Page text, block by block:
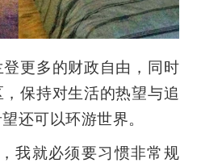
更多的财政自由，同时
保持对生活的热望与追
还可以环游世界。
我就必须要习惯非常规